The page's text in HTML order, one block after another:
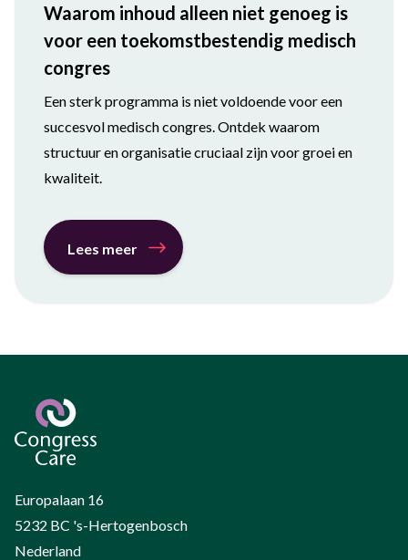
Waarom inhoud alleen niet genoeg is
voor een toekomstbestendig medisch
congres
Een sterk programma is niet voldoende voor een
succesvol medisch congres. Ontdek waarom
structuur en organisatie cruciaal zijn voor groei en
kwaliteit.
Lees meer
Europalaan 16
5232 BC 's-Hertogenbosch
Nederland